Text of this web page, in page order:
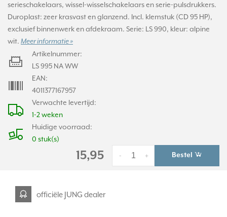
serieschakelaars, wissel-wisselschakelaars en serie-pulsdrukkers.
Duroplast: zeer krasvast en glanzend. Incl. klemstuk (CD 95 HP),
exclusief binnenwerk en afdekraam. Serie: LS 990, kleur: alpine
wit. Meer informatie »
Verwachte levertijd:
1-2 weken
Huidige voorraad:
0 stuk(s)
Artikelnummer:
LS 995 NA WW
EAN:
4011377167957
15,95 +
- Bestel
officiële JUNG dealer